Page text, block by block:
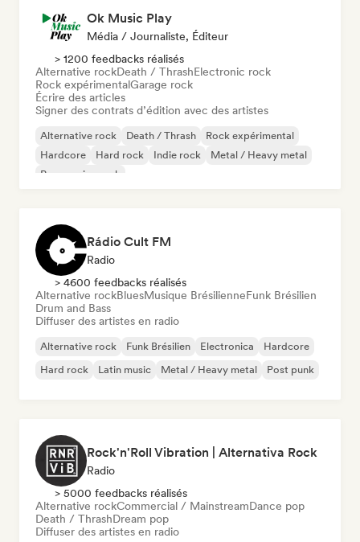
Ok Music Play
Média / Journaliste, Éditeur
> 1200 feedbacks réalisés
Alternative rockDeath / ThrashElectronic rock
Rock expérimentalGarage rock
Écrire des articles
Signer des contrats d’édition avec des artistes
Alternative rock Death / Thrash
Rock expérimental
Hardcore
Hard rock Indie rock
Metal / Heavy metal
Progressive rock
Rádio Cult FM
Radio
> 4600 feedbacks réalisés
Alternative rockBluesMusique BrésilienneFunk Brésilien
Drum and Bass
Diffuser des artistes en radio
Alternative rock Funk Brésilien Electronica
Hardcore
Hard rock
Latin music Metal / Heavy metal Post punk
Rock'n'Roll Vibration | Alternativa Rock
Radio
> 5000 feedbacks réalisés
Alternative rockCommercial / MainstreamDance pop
Death / ThrashDream pop
Diffuser des artistes en radio